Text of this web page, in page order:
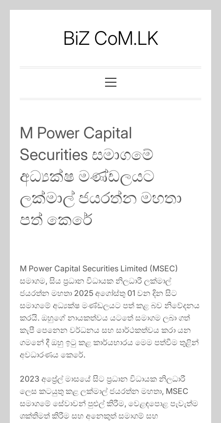
BiZ CoM.LK
Menu
M Power Capital
Securities සමාගමේ
අධ්‍යක්ෂ මණ්ඩලයට
ලක්මාල් ජයරත්න මහතා
පත් කෙරේ
M Power Capital Securities Limited (MSEC)
සමාගම, සිය ප්‍රධාන විධායක නිලධාරී ලක්මාල්
ජයරත්න මහතා 2025 අගෝස්තු 01 වන දින සිට
සමාගමේ අධ්‍යක්ෂ මණ්ඩලයට පත් කළ බව නිවේදනය
කරයි. ඔහුගේ නායකත්වය යටතේ සමාගම ලබා ගත්
කැපී පෙනෙන වර්ධනය සහ සාර්ථකත්වය කරා යන
ගමනේ දී ඔහු ඉටු කළ කාර්යභාරය මෙම පත්වීම තුළින්
අවධාරණය කෙරේ.
2023 අප්‍රේල් මාසයේ සිට ප්‍රධාන විධායක නිලධාරී
ලෙස කටයුතු කළ ලක්මාල් ජයරත්න මහතා, MSEC
සමාගමේ සේවාවන් පුළුල් කිරීම, වෙළඳපොළ පැවැත්ම
ශක්තිමත් කිරීම සහ අනෙකුත් සමාගම් සහ